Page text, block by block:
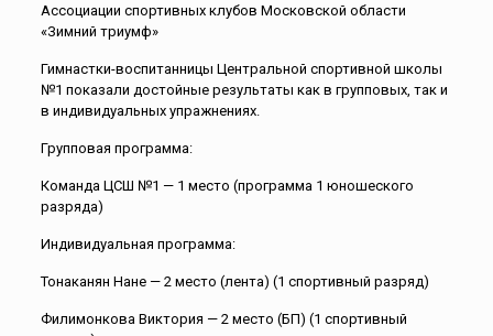
Ассоциации спортивных клубов Московской области
«Зимний триумф»
Гимнастки-воспитанницы Центральной спортивной школы
№1 показали достойные результаты как в групповых, так и
в индивидуальных упражнениях.
Групповая программа:
Команда ЦСШ №1 — 1 место (программа 1 юношеского
разряда)
Индивидуальная программа:
Тонаканян Нане — 2 место (лента) (1 спортивный разряд)
Филимонкова Виктория — 2 место (БП) (1 спортивный